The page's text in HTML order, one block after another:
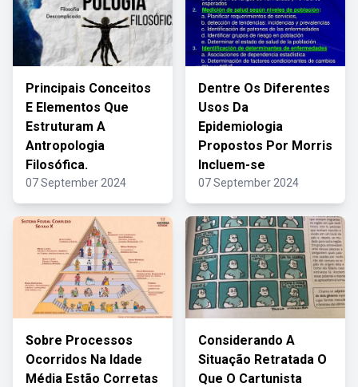
Principais Conceitos
E Elementos Que
Estruturam A
Antropologia
Filosófica.
07 September 2024
Dentre Os Diferentes
Usos Da
Epidemiologia
Propostos Por Morris
Incluem-se
07 September 2024
Sobre Processos
Ocorridos Na Idade
Média Estão Corretas
Considerando A
Situação Retratada O
Que O Cartunista